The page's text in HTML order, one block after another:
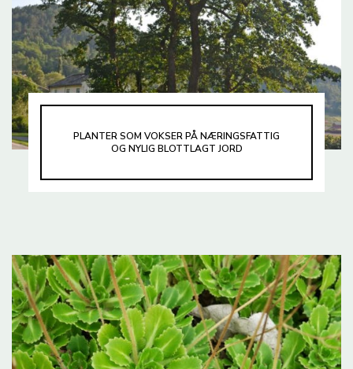
PLANTER SOM VOKSER PÅ NÆRINGSFATTIG
OG NYLIG BLOTTLAGT JORD